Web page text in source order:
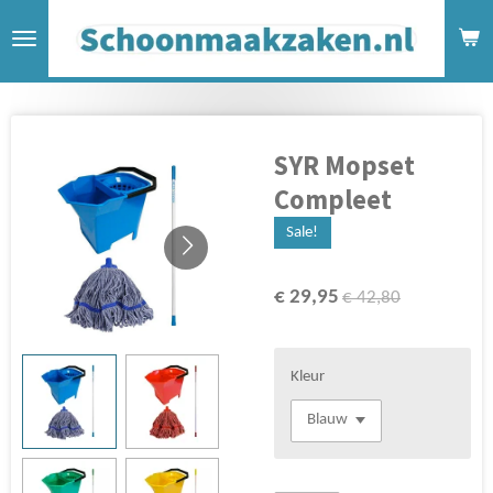
direct
SYR Mopset
Compleet
Sale!
€ 29,95 € 42,80
Kleur